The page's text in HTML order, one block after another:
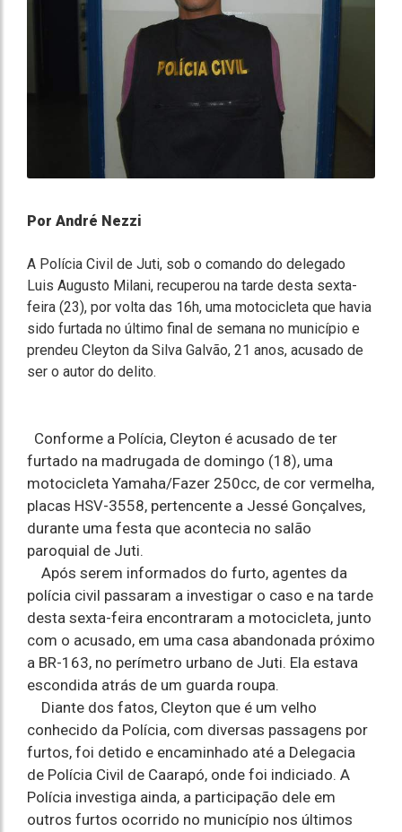
Por André Nezzi
A Polícia Civil de Juti, sob o comando do delegado
Luis Augusto Milani, recuperou na tarde desta sexta-
feira (23), por volta das 16h, uma motocicleta que havia
sido furtada no último final de semana no município e
prendeu Cleyton da Silva Galvão, 21 anos, acusado de
ser o autor do delito.
Conforme a Polícia, Cleyton é acusado de ter
furtado na madrugada de domingo (18), uma
motocicleta Yamaha/Fazer 250cc, de cor vermelha,
placas HSV-3558, pertencente a Jessé Gonçalves,
durante uma festa que acontecia no salão
paroquial de Juti.
Após serem informados do furto, agentes da
polícia civil passaram a investigar o caso e na tarde
desta sexta-feira encontraram a motocicleta, junto
com o acusado, em uma casa abandonada próximo
a BR-163, no perímetro urbano de Juti. Ela estava
escondida atrás de um guarda roupa.
Diante dos fatos, Cleyton que é um velho
conhecido da Polícia, com diversas passagens por
furtos, foi detido e encaminhado até a Delegacia
de Polícia Civil de Caarapó, onde foi indiciado. A
Polícia investiga ainda, a participação dele em
outros furtos ocorrido no município nos últimos